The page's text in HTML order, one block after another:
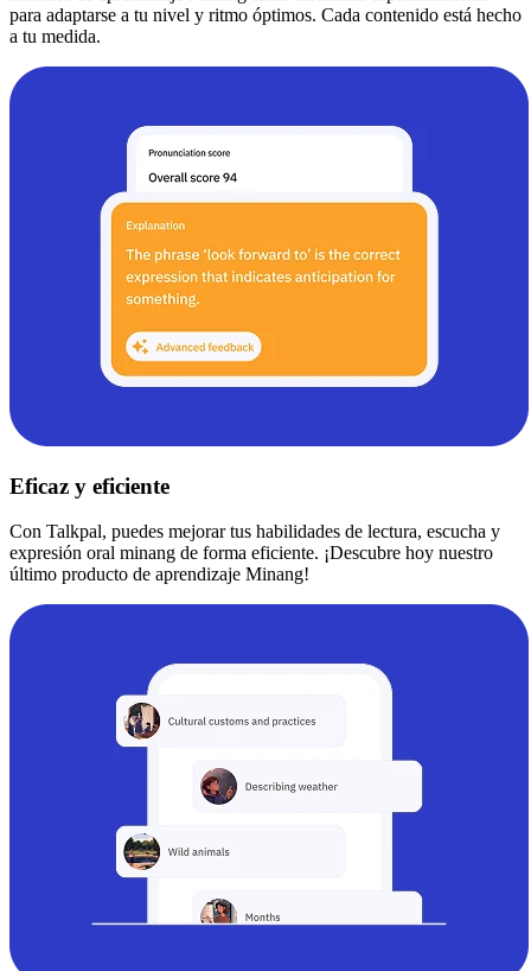
para adaptarse a tu nivel y ritmo óptimos. Cada contenido está hecho
a tu medida.
Eficaz y eficiente
Con Talkpal, puedes mejorar tus habilidades de lectura, escucha y
expresión oral minang de forma eficiente. ¡Descubre hoy nuestro
último producto de aprendizaje Minang!